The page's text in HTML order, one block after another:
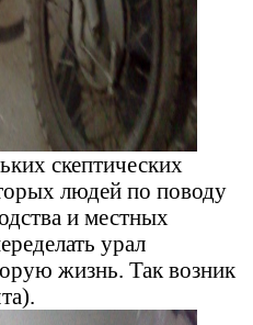
скептических
людей по поводу
и местных
урал
жизнь. Так возник